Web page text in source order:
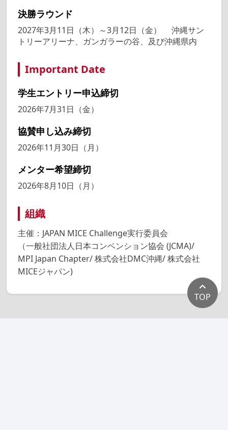
決勝ラウンド
2027年3月11日（木）～3月12日（金） 沖縄サン
トリーアリーナ、ガンガラーの谷、及び沖縄県内
Important Date
学生エントリー申込締切
2026年7月31日（金）
協賛申し込み締切
2026年11月30日（月）
メンター希望締切
2026年8月10日（月）
組織
主催：JAPAN MICE Challenge実行委員会
（一般社団法人日本コンベンション協会 (JCMA)/
MPI Japan Chapter/ 株式会社DMC沖縄/ 株式会社
MICEジャパン)
TOP